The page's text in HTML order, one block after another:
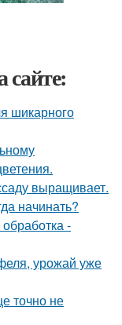
сайте:
шикарного
выращивает.
начинать?
-
урожай уже
точно не